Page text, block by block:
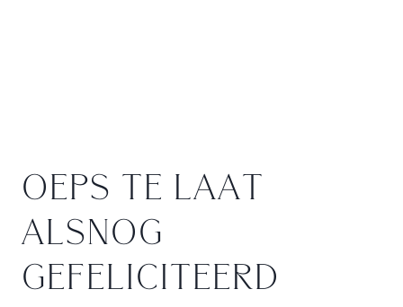
OEPS TE LAAT
ALSNOG
GEFELICITEERD